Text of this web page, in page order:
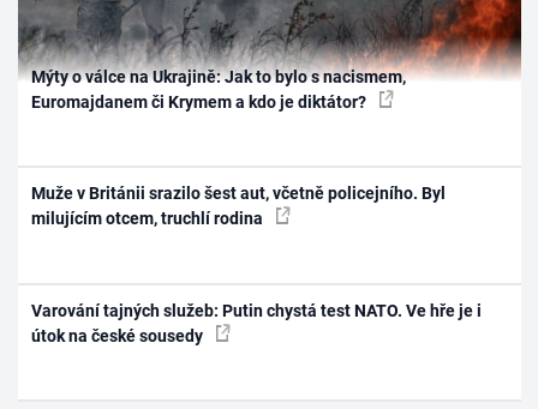
Mýty o válce na Ukrajině: Jak to bylo s nacismem,
Euromajdanem či Krymem a kdo je diktátor?
Muže v Británii srazilo šest aut, včetně policejního. Byl
milujícím otcem, truchlí rodina
Varování tajných služeb: Putin chystá test NATO. Ve hře je i
útok na české sousedy